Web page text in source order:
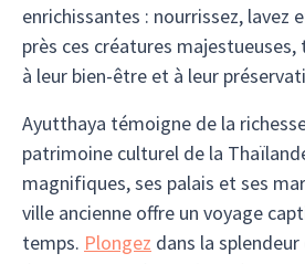
enrichissantes : nourrissez, lavez
près ces créatures
à leur bien-être et à leur
Ayutthaya témoigne de la
patrimoine culturel de la
magnifiques, ses palais et ses
ville ancienne offre un voyage
temps. Plongez dans la